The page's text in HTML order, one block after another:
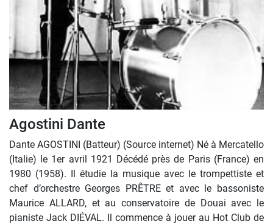
Agostini Dante
Dante AGOSTINI (Batteur) (Source internet) Né à Mercatello
(Italie) le 1er avril 1921 Décédé près de Paris (France) en
1980 (1958). Il étudie la musique avec le trompettiste et
chef d’orchestre Georges PRÊTRE et avec le bassoniste
Maurice ALLARD, et au conservatoire de Douai avec le
pianiste Jack DIÉVAL. Il commence à jouer au Hot Club de